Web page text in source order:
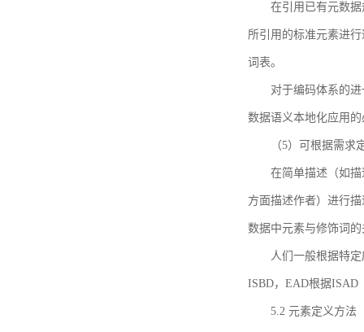
在引用已有元数
所引用的标准元素进
词表。
对于编码体系的
数据语义本地化应用
（5）可根据需求
在简单描述（如
方面描述作者）进行
数据中元素与修饰词
人们一般根据特
ISBD，EAD根据ISAD
5.2 元素定义方法